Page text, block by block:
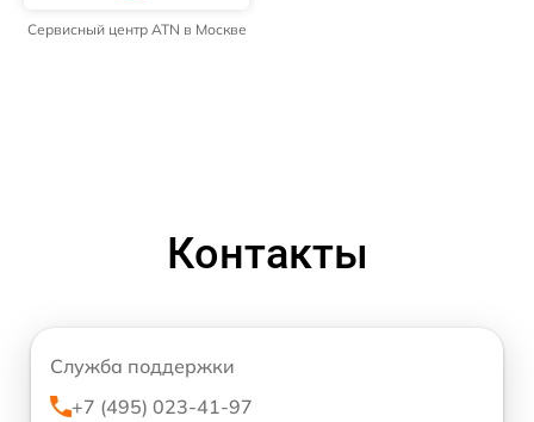
Сервисный центр ATN в Москве
Контакты
Служба поддержки
+7 (495) 023-41-97